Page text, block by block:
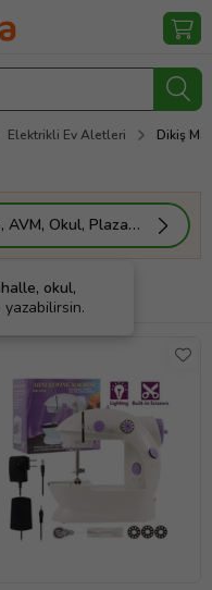
Elektrikli Ev Aletleri Dikiş
Gönderim Yeri Seçin (Mahalle, AVM, Okul, Plaza vs.)
okul,
yazabilirsin.
Bedava